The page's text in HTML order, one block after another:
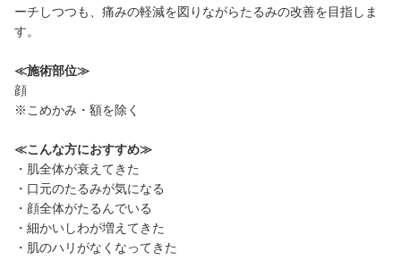
ーチしつつも、痛みの軽減を図りながらたるみの改善を目指しま
す。
≪施術部位≫
顔
※こめかみ・額を除く
≪こんな方におすすめ≫
・肌全体が衰えてきた
・口元のたるみが気になる
・顔全体がたるんでいる
・細かいしわが増えてきた
・肌のハリがなくなってきた